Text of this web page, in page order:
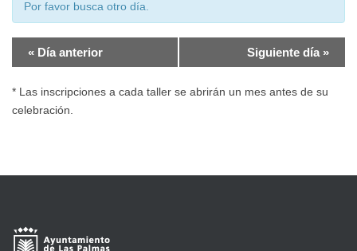
Por favor busca otro día.
« Día anterior Siguiente día »
* Las inscripciones a cada taller se abrirán un mes antes de su
celebración.